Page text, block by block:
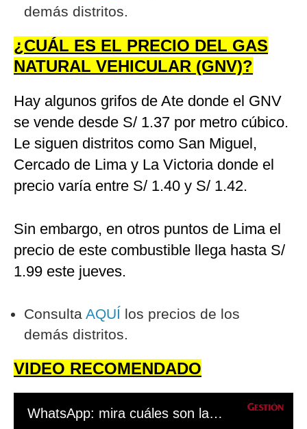
demás distritos.
¿CUÁL ES EL PRECIO DEL GAS
NATURAL VEHICULAR (GNV)?
Hay algunos grifos de Ate donde el GNV
se vende desde S/ 1.37 por metro cúbico.
Le siguen distritos como San Miguel,
Cercado de Lima y La Victoria donde el
precio varía entre S/ 1.40 y S/ 1.42.
Sin embargo, en otros puntos de Lima el
precio de este combustible llega hasta S/
1.99 este jueves.
Consulta AQUÍ los precios de los
demás distritos.
VIDEO RECOMENDADO
WhatsApp: mira cuáles son las estafas más comunes y aprende a evitarlas